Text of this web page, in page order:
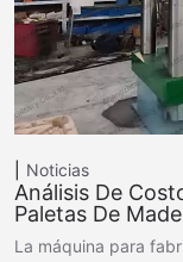
Noticias
Análisis De
Paletas De
La máquina para